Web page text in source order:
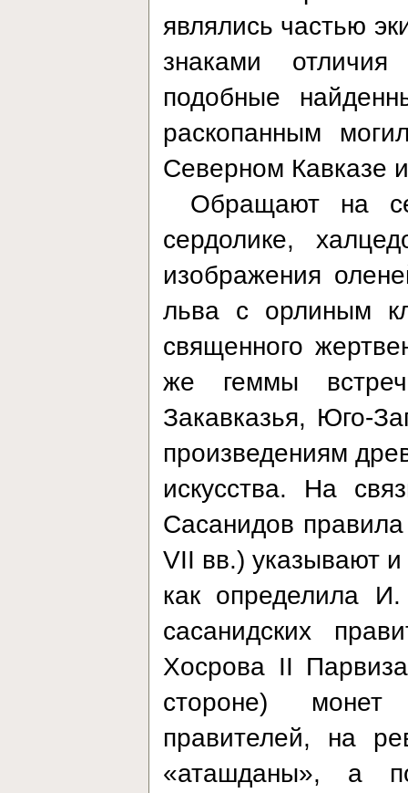
являлись частью
знаками
подобные
раскопанным
Северном Кавказе
Обращают на
сердолике,
изображения
льва с орлиным
священного
же геммы
Закавказья, Юго-
произведениям
искусства. На
Сасанидов
VII вв.) указывают
как определила
сасанидских
Хосрова II
стороне)
правителей, на
«аташданы», а